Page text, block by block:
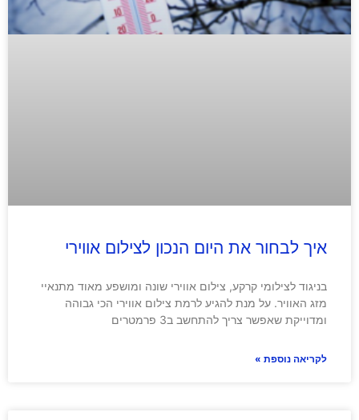
איך לבחור את היום הנכון לצילום אווירי
בניגוד לצילומי קרקע, צילום אווירי שונה ומושפע מאוד מתנאיי
מזג האוויר. על מנת להגיע לרמת צילום אווירי הכי גבוהה
ומדוייקת שאפשר צריך להתחשב ב3 פרמטרים
לקריאה נוספת »